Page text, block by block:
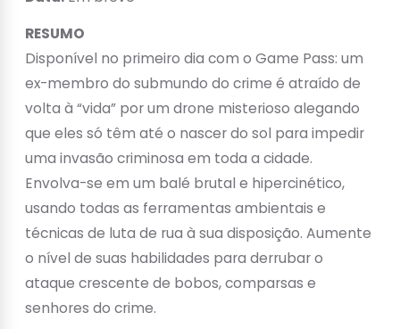
RESUMO
Disponível no primeiro dia com o Game Pass: um
ex-membro do submundo do crime é atraído de
volta à “vida” por um drone misterioso alegando
que eles só têm até o nascer do sol para impedir
uma invasão criminosa em toda a cidade.
Envolva-se em um balé brutal e hipercinético,
usando todas as ferramentas ambientais e
técnicas de luta de rua à sua disposição. Aumente
o nível de suas habilidades para derrubar o
ataque crescente de bobos, comparsas e
senhores do crime.